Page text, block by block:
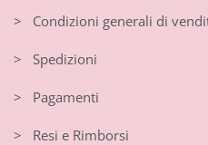
> Condizioni generali di
> Spedizioni
> Pagamenti
> Resi e Rimborsi